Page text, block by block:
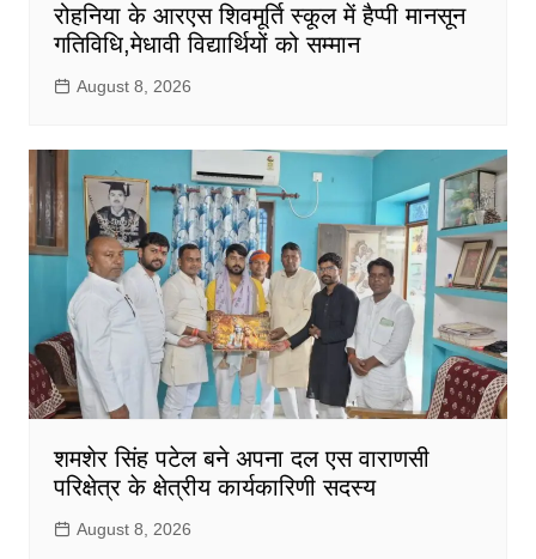
रोहनिया के आरएस शिवमूर्ति स्कूल में हैप्पी मानसून
गतिविधि,मेधावी विद्यार्थियों को सम्मान
August 8, 2026
शमशेर सिंह पटेल बने अपना दल एस वाराणसी
परिक्षेत्र के क्षेत्रीय कार्यकारिणी सदस्य
August 8, 2026